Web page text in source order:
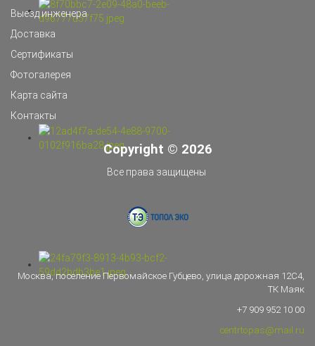
Выезд инженера
Доставка
Сертификаты
Фотогалерея
Карта сайта
Контакты
Copyright © 2026
Все права защищены
Москва, поселение Первомайское Губцево, улица дорожная 12С4,
ТК Маяк
+7 909 952 10 00
centrtopas@mail.ru